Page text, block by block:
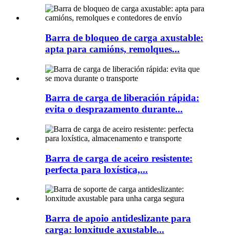
Barra de bloqueo de carga axustable:
apta para camións, remolques...
Barra de carga de liberación rápida:
evita o desprazamento durante...
Barra de carga de aceiro resistente:
perfecta para loxística,...
Barra de apoio antideslizante para
carga: lonxitude axustable...